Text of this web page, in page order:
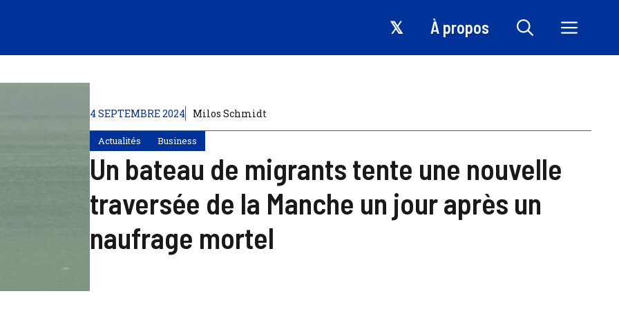
𝕏 À propos
4 SEPTEMBRE 2024 Milos Schmidt
Actualités Business
Un bateau de migrants tente une nouvelle
traversée de la Manche un jour après un
naufrage mortel